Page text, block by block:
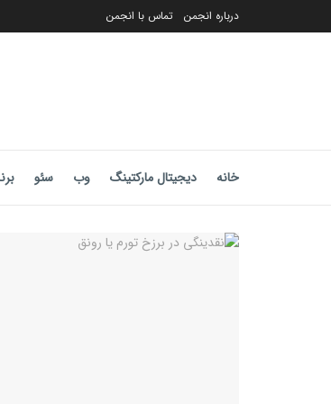
درباره انجمن تماس با انجمن
خانه دیجیتال مارکتینگ وب سئو